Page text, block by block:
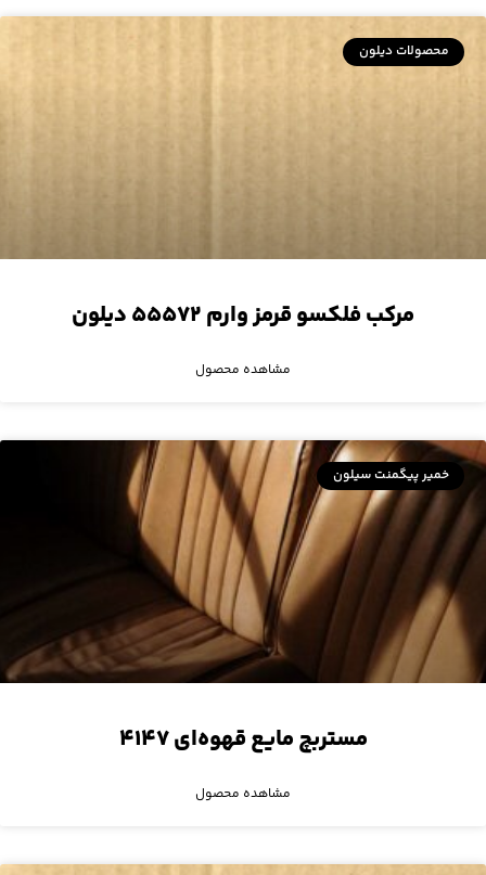
محصولات دیلون
مرکب فلکسو قرمز وارم ۵۵۵۷۲ دیلون
مشاهده محصول
خمیر پیگمنت سیلون
مستربچ مایع قهوه‌ای ۴۱۴۷
مشاهده محصول